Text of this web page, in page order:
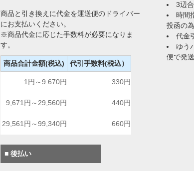
商品と引き換えに代金を運送便のドライバー
にお支払いください。
※商品代金に応じた手数料が必要になりま
す。
商品合計金額(税込) 代引手数料(税込）
1円～9.670円 330円
9,671円～29,560円 440円
29,561円～99,340円 660円
■ 後払い
3辺
時間
投函の為
代金
ゆう
便で発